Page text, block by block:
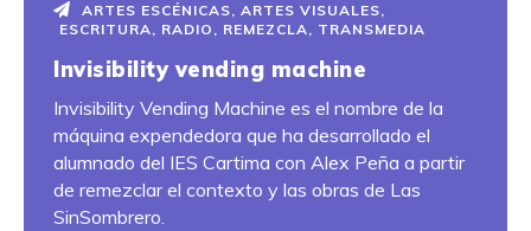
ARTES ESCÉNICAS, ARTES VISUALES,
ESCRITURA, RADIO , REMEZCLA, TRANSMEDIA
Invisibility vending machine
Invisibility Vending Machine es el nombre de la
máquina expendedora que ha desarrollado el
alumnado del IES Cartima con Alex Peña a partir
de remezclar el contexto y las obras de Las
SinSombrero.